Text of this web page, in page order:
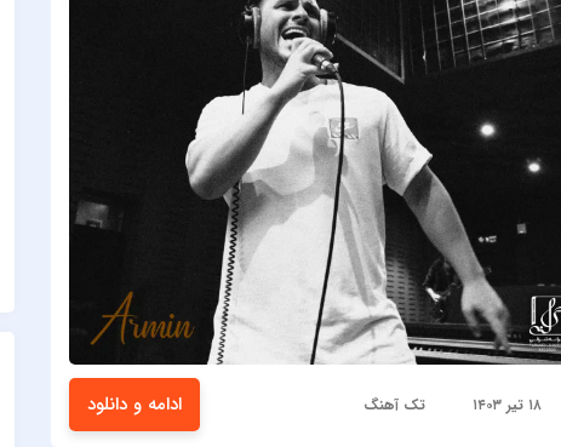
۱۸ تیر ۱۴۰۳ تک آهنگ ادامه و دانلود